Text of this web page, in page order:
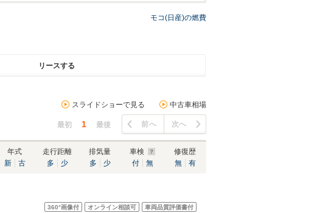
モコ(日産)の燃費
リースする
スライドショーで見る 中古車相場
最初 1 最後 前へ 次へ
年式
新
古
走行距離
多
少
排気量
多
少
車検
付
無
修復歴
無
有
360°画像付 オンライン相談可 車両品質評価書付